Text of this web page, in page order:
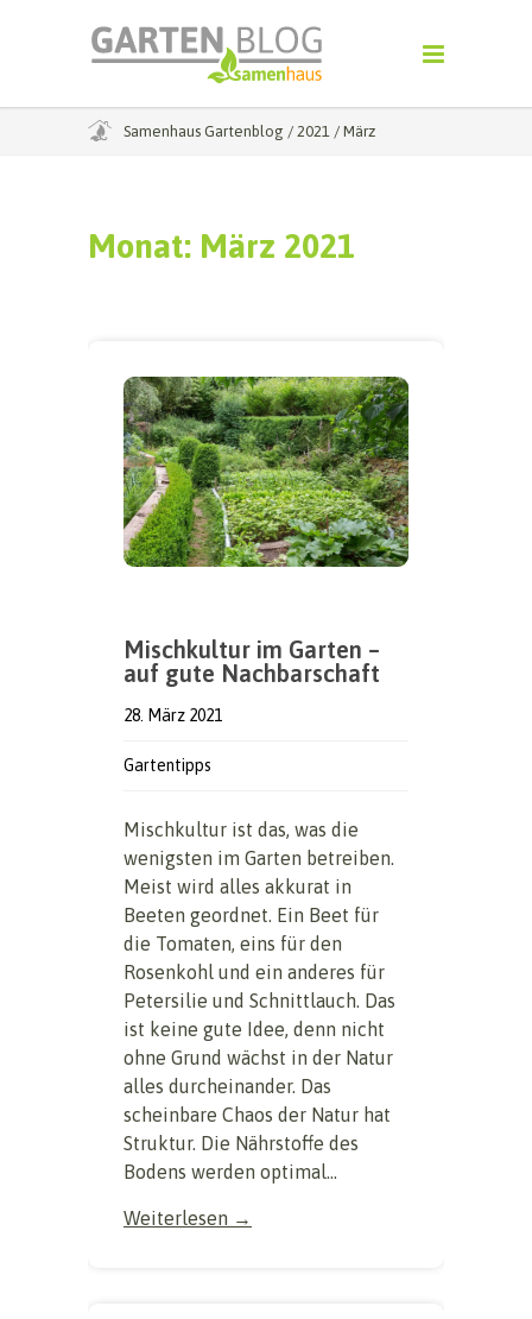
Samenhaus Gartenblog / 2021 / März
Monat: März 2021
Mischkultur im Garten –
auf gute Nachbarschaft
28. März 2021
Gartentipps
Mischkultur ist das, was die
wenigsten im Garten betreiben.
Meist wird alles akkurat in
Beeten geordnet. Ein Beet für
die Tomaten, eins für den
Rosenkohl und ein anderes für
Petersilie und Schnittlauch. Das
ist keine gute Idee, denn nicht
ohne Grund wächst in der Natur
alles durcheinander. Das
scheinbare Chaos der Natur hat
Struktur. Die Nährstoffe des
Bodens werden optimal...
Weiterlesen →